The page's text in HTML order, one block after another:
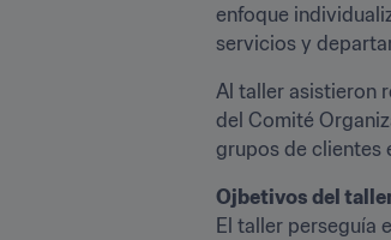
enfoque
servicios y
Al taller asistieron
del Comité
grupos de clientes
Ojbetivos del
El taller perseguía